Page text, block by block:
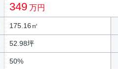
349 万円
175.16㎡
52.98坪
50%